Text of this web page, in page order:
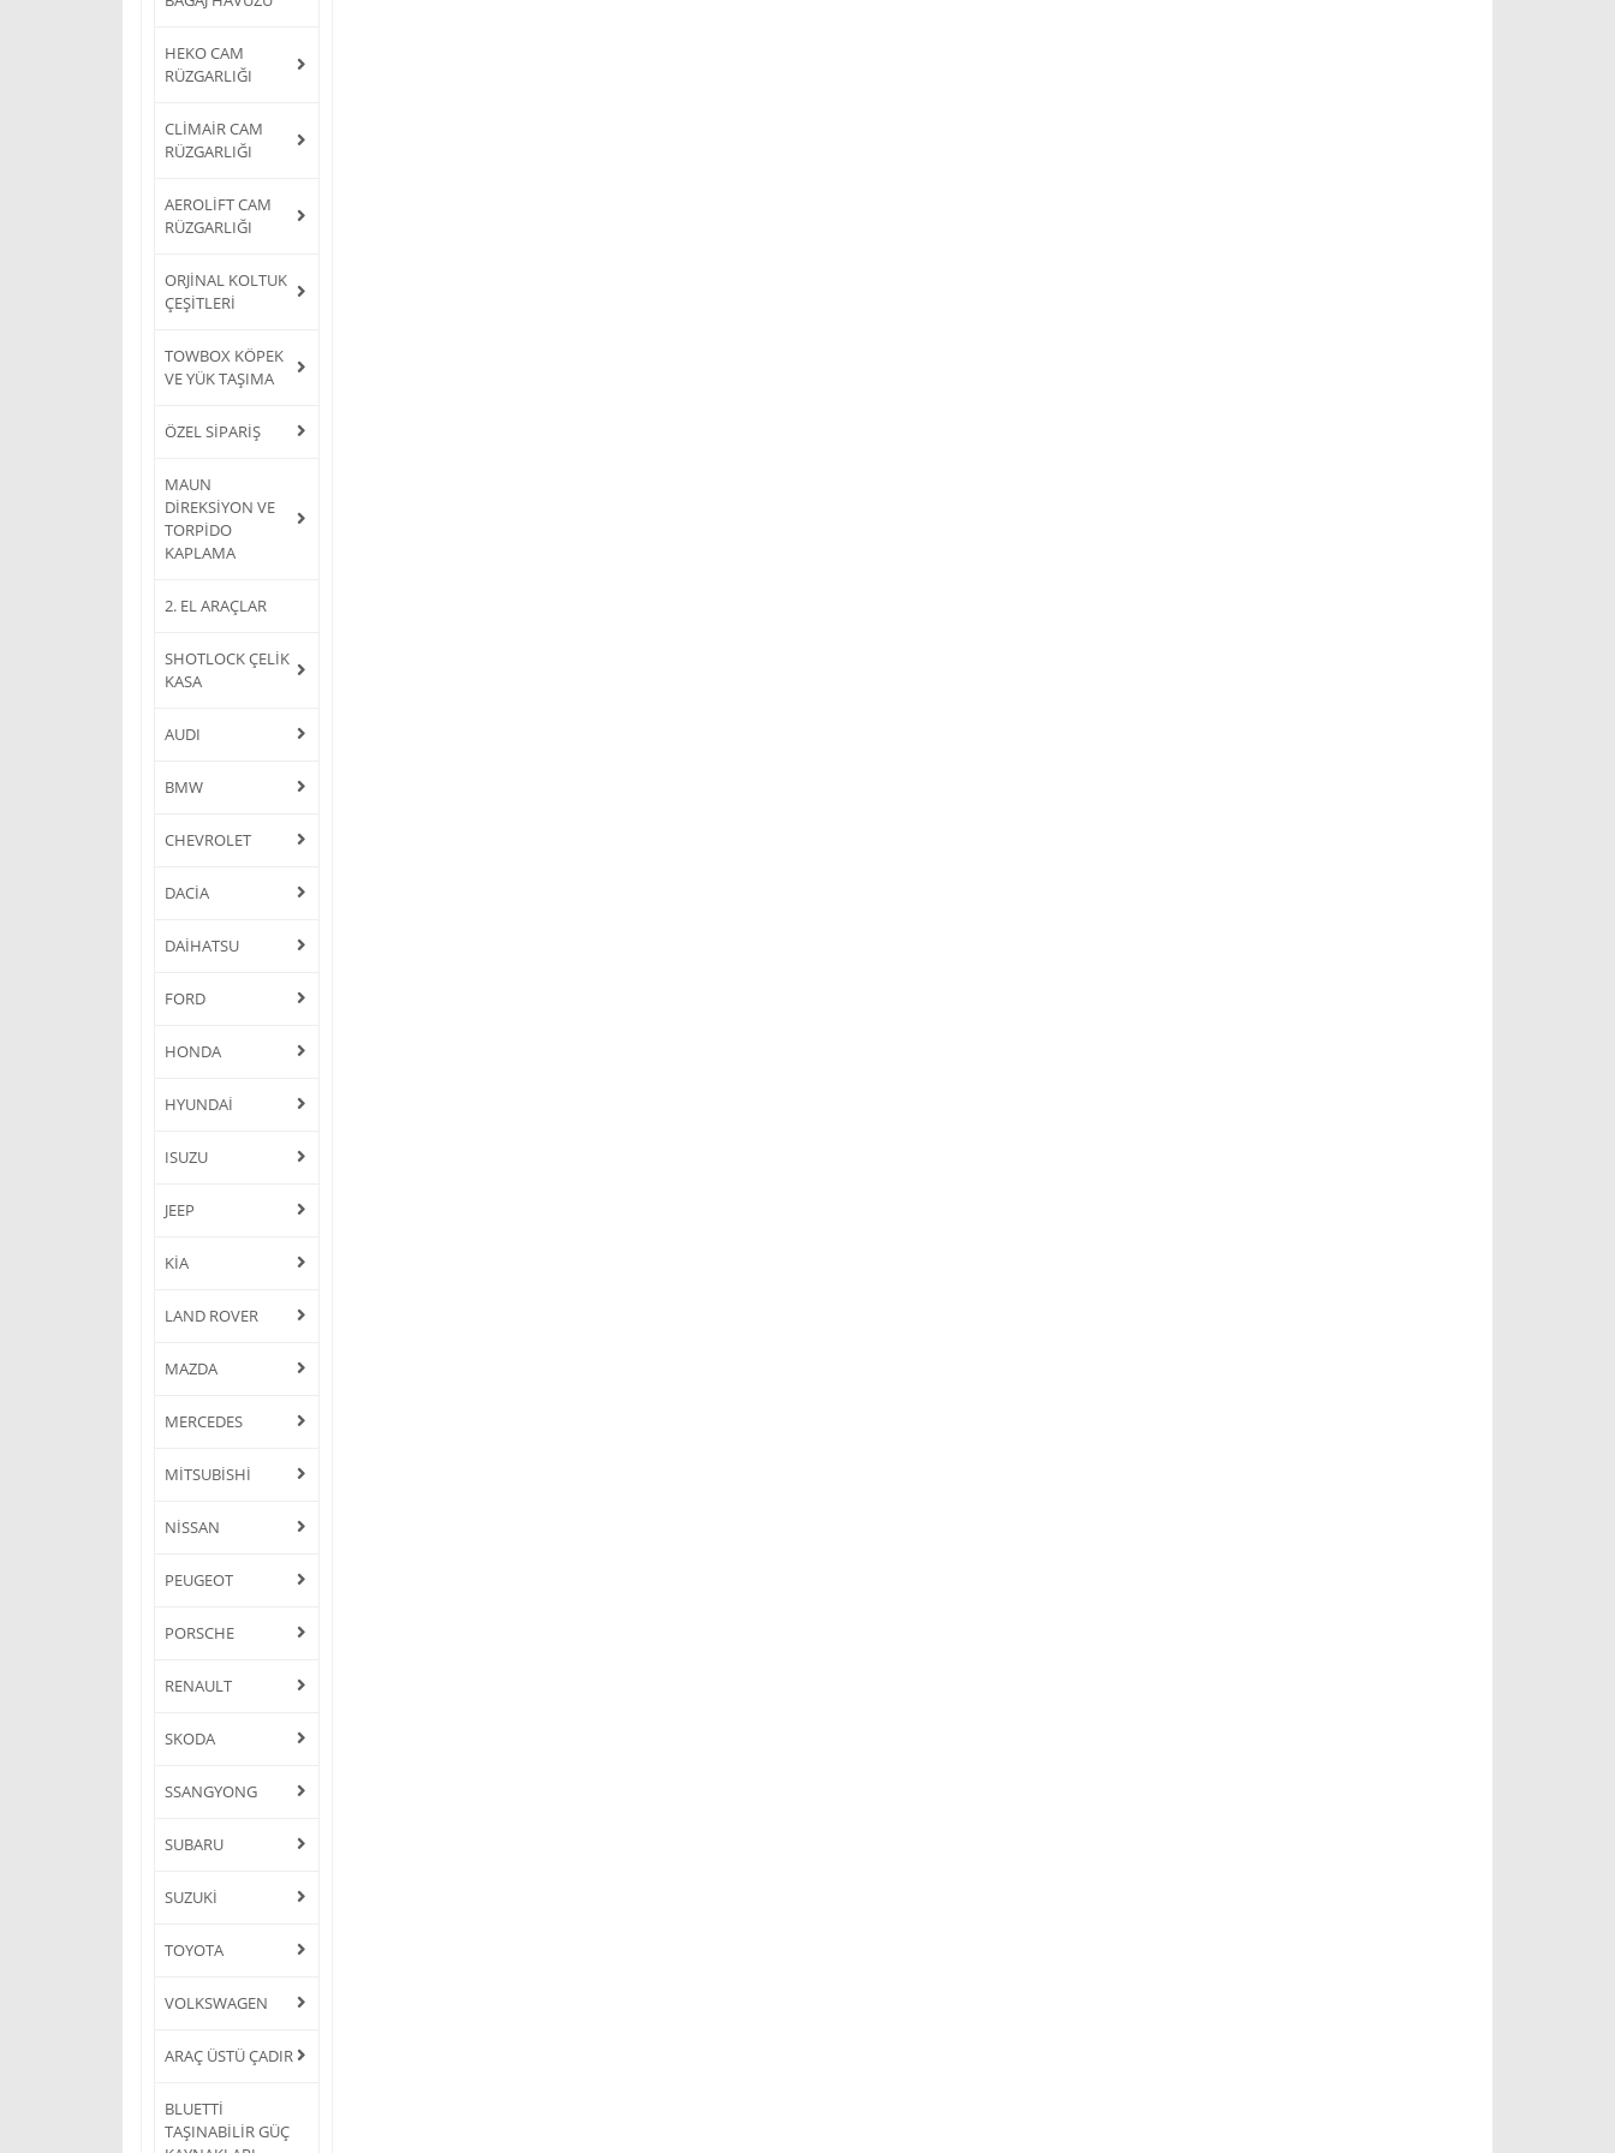
HEKO CAM
RÜZGARLIĞI
CLİMAİR CAM
RÜZGARLIĞI
AEROLİFT CAM
RÜZGARLIĞI
ORJİNAL KOLTUK
ÇEŞİTLERİ
TOWBOX KÖPEK
VE YÜK TAŞIMA
ÖZEL SİPARİŞ
MAUN
DİREKSİYON VE
TORPİDO
KAPLAMA
2. EL ARAÇLAR
SHOTLOCK ÇELİK
KASA
AUDI
BMW
CHEVROLET
DACİA
DAİHATSU
FORD
HONDA
HYUNDAİ
ISUZU
JEEP
KİA
LAND ROVER
MAZDA
MERCEDES
MİTSUBİSHİ
NİSSAN
PEUGEOT
PORSCHE
RENAULT
SKODA
SSANGYONG
SUBARU
SUZUKİ
TOYOTA
VOLKSWAGEN
ARAÇ ÜSTÜ ÇADIR
BLUETTİ
TAŞINABİLİR GÜÇ